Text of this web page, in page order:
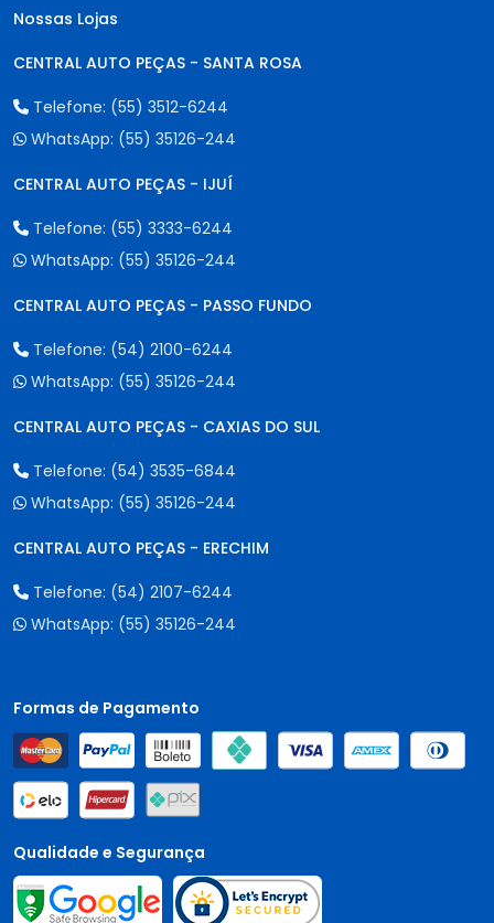
Nossas Lojas
CENTRAL AUTO PEÇAS - SANTA ROSA
Telefone: (55) 3512-6244
WhatsApp: (55) 35126-244
CENTRAL AUTO PEÇAS - IJUÍ
Telefone: (55) 3333-6244
WhatsApp: (55) 35126-244
CENTRAL AUTO PEÇAS - PASSO FUNDO
Telefone: (54) 2100-6244
WhatsApp: (55) 35126-244
CENTRAL AUTO PEÇAS - CAXIAS DO SUL
Telefone: (54) 3535-6844
WhatsApp: (55) 35126-244
CENTRAL AUTO PEÇAS - ERECHIM
Telefone: (54) 2107-6244
WhatsApp: (55) 35126-244
Formas de Pagamento
Qualidade e Segurança